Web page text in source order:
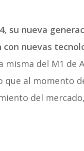
su nueva
nuevas
del M1 de
que al momento
del